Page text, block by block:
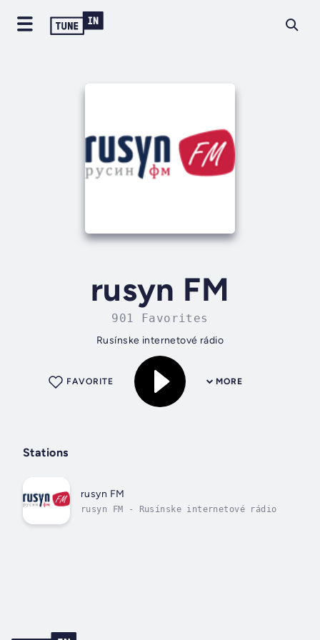
rusyn FM
901 Favorites
Rusínske internetové rádio
MORE
FAVORITE
Stations
rusyn FM
rusyn FM - Rusínske internetové rádio